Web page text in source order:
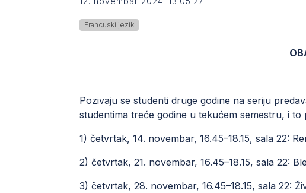
Francuski jezik
Pozivaju se studenti druge godine na seriju
studentima treće godine u tekućem semestru, i to
1) četvrtak, 14. novembar, 16.45–18.15, sala 22:
2) četvrtak, 21. novembar, 16.45–18.15, sala 22:
3) četvrtak, 28. novembar, 16.45–18.15, sala 22: